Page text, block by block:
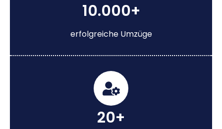
10.000+
erfolgreiche Umzüge
20+